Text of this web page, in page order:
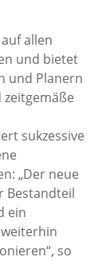
allen
und bietet
und Planern
sukzessive
„Der neue
Bestandteil
ein
so